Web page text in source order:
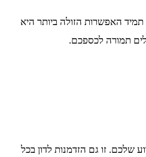
האפשרות הזולה ביותר היא
תמורה לכספכם.
שלכם. זו גם הזדמנות לדון בכל